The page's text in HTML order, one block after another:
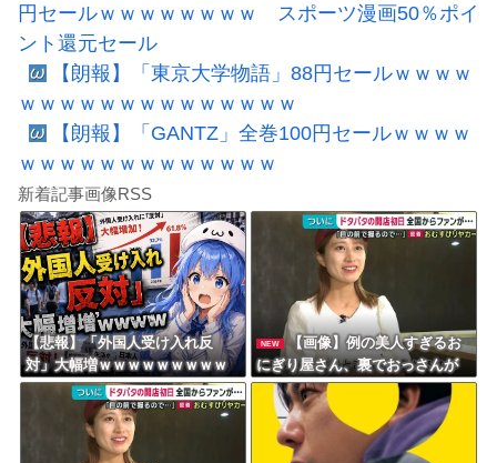
円セールｗｗｗｗｗｗｗｗ スポーツ漫画50％ポイ
ント還元セール
【朗報】「東京大学物語」88円セールｗｗｗｗ
ｗｗｗｗｗｗｗｗｗｗｗｗｗｗ
【朗報】「GANTZ」全巻100円セールｗｗｗｗ
ｗｗｗｗｗｗｗｗｗｗｗｗｗ
新着記事画像RSS
【悲報】「外国人受け入れ反
対」大幅増ｗｗｗｗｗｗｗｗｗ
ｗｗｗｗｗｗｗｗｗ
NEW
【画像】例の美人すぎるお
にぎり屋さん、裏でおっさんが
握っていたｗｗｗｗｗｗｗｗｗ
ｗｗｗｗｗｗｗｗ